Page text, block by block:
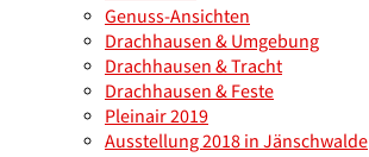
Genuss-Ansichten
Drachhausen & Umgebung
Drachhausen & Tracht
Drachhausen & Feste
Pleinair 2019
Ausstellung 2018 in Jänschwalde